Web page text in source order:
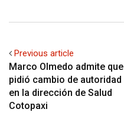
Previous article
Marco Olmedo admite que
pidió cambio de autoridad
en la dirección de Salud
Cotopaxi